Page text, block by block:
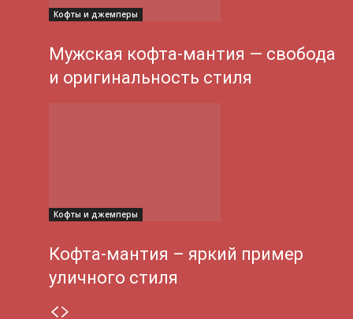
Кофты и джемперы
Мужская кофта-мантия — свобода
и оригинальность стиля
Кофты и джемперы
Кофта-мантия – яркий пример
уличного стиля